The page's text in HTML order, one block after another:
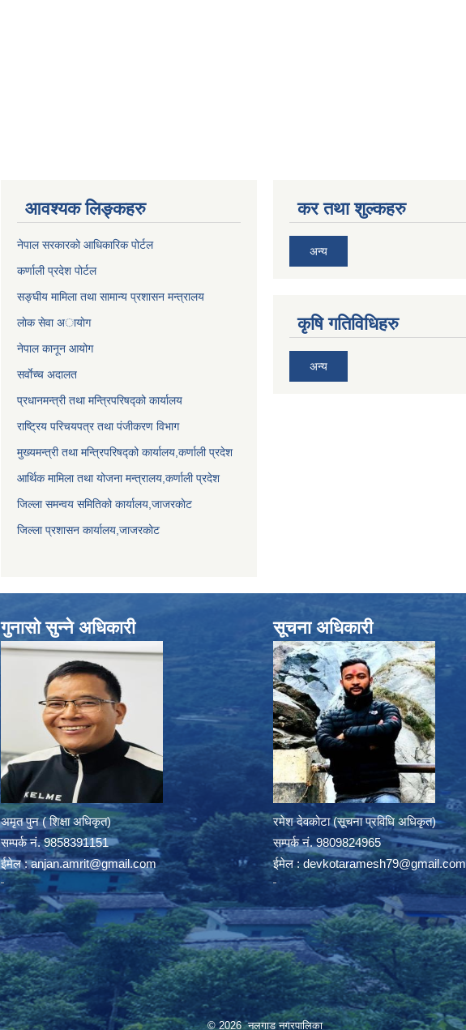
आवश्यक लिङ्कहरु
नेपाल सरकारको आधिकारिक पोर्टल
कर्णाली प्रदेश पोर्टल
सङ्घीय मामिला तथा सामान्य प्रशासन मन्त्रालय
लाेक सेवा अायाेग
नेपाल कानून आयोग
सर्वाेच्च अदालत
प्रधानमन्त्री तथा मन्त्रिपरिषद्को कार्यालय
राष्ट्रिय परिचयपत्र तथा पंजीकरण विभाग
मुख्यमन्त्री तथा मन्त्रिपरिषद्को कार्यालय,कर्णाली प्रदेश
आर्थिक मामिला तथा योजना मन्त्रालय,कर्णाली प्रदेश
जिल्ला समन्वय समितिको कार्यालय,जाजरकाेट
जिल्ला प्रशासन कार्यालय,जाजरकोट
कर तथा शुल्कहरु
अन्य
कृषि गतिविधिहरु
अन्य
गुनासो सुन्ने अधिकारी
अमृत पुन ( शिक्षा अधिकृत)
सम्पर्क न‌ं. 9858391151
ईमेल :anjan.amrit@gmail.com
सूचना अधिकारी
रमेश देवकोटा (सूचना प्रविधि अधिकृत)
सम्पर्क न‌ं. 9809824965
ईमेल :devkotaramesh79@gmail.com
© 2026 नलगाड नगरपालिका